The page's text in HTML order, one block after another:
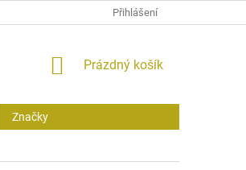
Přihlášení
NÁKUPNÍ
Prázdný košík
Značky